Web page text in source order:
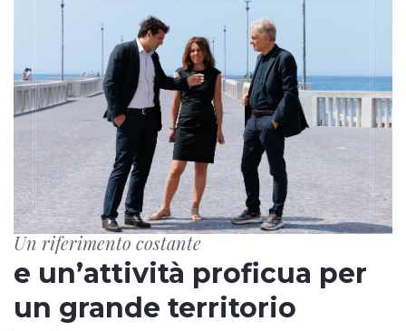
Un riferimento costante
e un’attività proficua per
un grande territorio